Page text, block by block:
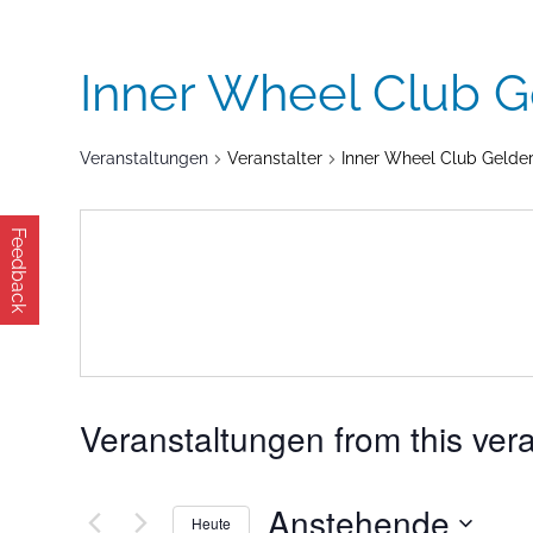
Feedback
Inner Wheel Club
Veranstaltungen Veranstalter Inner Wheel Club
Veranstaltungen from this
Heute Anstehende